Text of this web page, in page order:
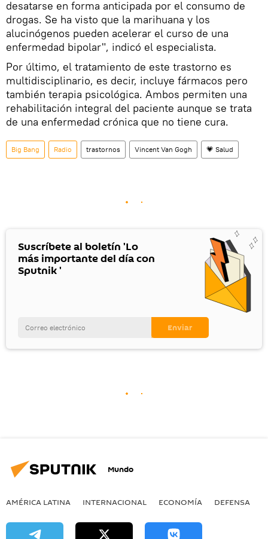
desatarse en forma anticipada por el consumo de
drogas. Se ha visto que la marihuana y los
alucinógenos pueden acelerar el curso de una
enfermedad bipolar", indicó el especialista.
Por último, el tratamiento de este trastorno es
multidisciplinario, es decir, incluye fármacos pero
también terapia psicológica. Ambos permiten una
rehabilitación integral del paciente aunque se trata
de una enfermedad crónica que no tiene cura.
Big Bang Radio trastornos Vincent Van Gogh 💗 Salud
Suscríbete al boletín 'Lo
más importante del día con
Sputnik '
Mundo
AMÉRICA LATINA INTERNACIONAL ECONOMÍA DEFENSA